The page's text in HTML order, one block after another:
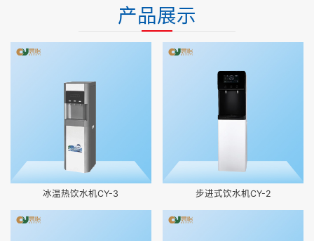
产品展示
冰温热饮水机CY-3 步进式饮水机CY-2